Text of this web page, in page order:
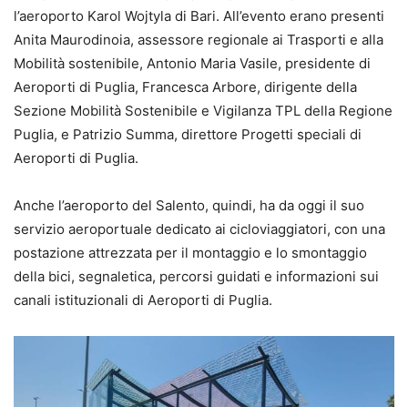
l’aeroporto Karol Wojtyla di Bari. All’evento erano presenti
Anita Maurodinoia, assessore regionale ai Trasporti e alla
Mobilità sostenibile, Antonio Maria Vasile, presidente di
Aeroporti di Puglia, Francesca Arbore, dirigente della
Sezione Mobilità Sostenibile e Vigilanza TPL della Regione
Puglia, e Patrizio Summa, direttore Progetti speciali di
Aeroporti di Puglia.
Anche l’aeroporto del Salento, quindi, ha da oggi il suo
servizio aeroportuale dedicato ai cicloviaggiatori, con una
postazione attrezzata per il montaggio e lo smontaggio
della bici, segnaletica, percorsi guidati e informazioni sui
canali istituzionali di Aeroporti di Puglia.